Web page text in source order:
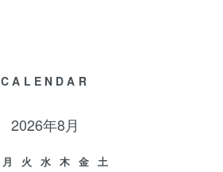
CALENDAR
2026年8月
月 火 水 木 金
土